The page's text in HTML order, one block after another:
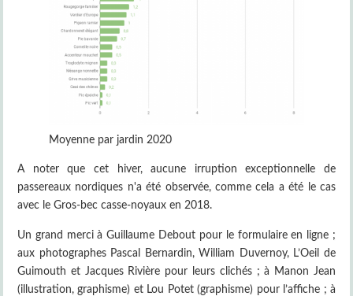
Moyenne par jardin 2020
A noter que cet hiver, aucune irruption exceptionnelle de
passereaux nordiques n'a été observée, comme cela a été le cas
avec le Gros-bec casse-noyaux en 2018.
Un grand merci à Guillaume Debout pour le formulaire en ligne ;
aux photographes Pascal Bernardin, William Duvernoy, L’Oeil de
Guimouth et Jacques Rivière pour leurs clichés ; à Manon Jean
(illustration, graphisme) et Lou Potet (graphisme) pour l’affiche ; à